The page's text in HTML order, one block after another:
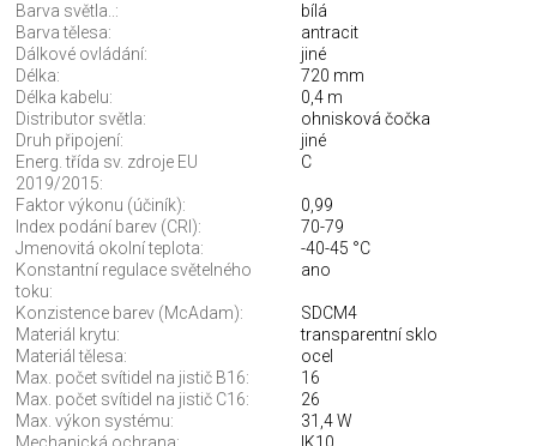
Barva světla..:
bílá
Barva tělesa:
antracit
Dálkové ovládání:
jiné
Délka:
720 mm
Délka kabelu:
0,4 m
Distributor světla:
ohnisková čočka
Druh připojení:
jiné
Energ. třída sv. zdroje EU
2019/2015:
C
Faktor výkonu (účiník):
0,99
Index podání barev (CRI):
70-79
Jmenovitá okolní teplota:
-40-45 °C
Konstantní regulace světelného
toku:
ano
Konzistence barev (McAdam):
SDCM4
Materiál krytu:
transparentní sklo
Materiál tělesa:
ocel
Max. počet svítidel na jistič B16:
16
Max. počet svítidel na jistič C16:
26
Max. výkon systému:
31,4 W